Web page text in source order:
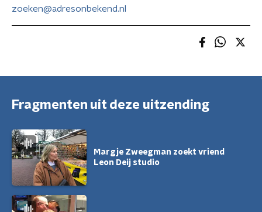
zoeken@adresonbekend.nl
Fragmenten uit deze uitzending
Margje Zweegman zoekt vriend
Leon Deij studio